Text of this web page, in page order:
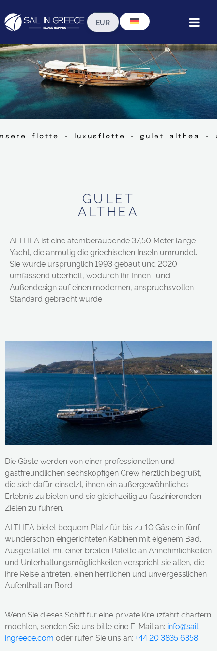
flotte ◦ luxusflotte ◦ gulet althea ◦
GULET
ALTHEA
ALTHEA ist eine atemberaubende 37,50 Meter lange
Yacht, die anmutig die griechischen Inseln umrundet.
Sie wurde ursprünglich 1993 gebaut und 2020
umfassend überholt, wodurch ihr Innen- und
Außendesign auf einen modernen, anspruchsvollen
Standard gebracht wurde.
Die Gäste werden von einer professionellen und
gastfreundlichen sechsköpfigen Crew herzlich begrüßt,
die sich dafür einsetzt, ihnen ein außergewöhnliches
Erlebnis zu bieten und sie gleichzeitig zu faszinierenden
Zielen zu führen.
ALTHEA bietet bequem Platz für bis zu 10 Gäste in fünf
wunderschön eingerichteten Kabinen mit eigenem Bad.
Ausgestattet mit einer breiten Palette an Annehmlichkeiten
und Unterhaltungsmöglichkeiten verspricht sie allen, die
ihre Reise antreten, einen herrlichen und unvergesslichen
Aufenthalt an Bord.
Wenn Sie dieses Schiff für eine private Kreuzfahrt chartern
möchten, senden Sie uns bitte eine E-Mail an: info@sail-
ingreece.com oder rufen Sie uns an: +44 20 3835 6358